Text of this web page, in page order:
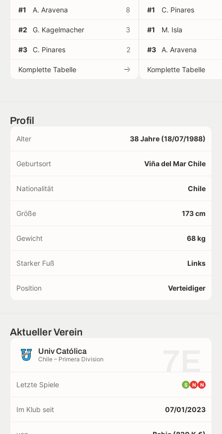
#1 A. Aravena 8
#2 G. Kagelmacher 3
#3 C. Pinares 2
Komplette Tabelle
#1 C. Pinares
#1 M. Isla
#3 A. Aravena
Komplette Tabelle
Profil
Alter 38 Jahre (18/07/1988)
Geburtsort Viña del Mar Chile
Nationalität Chile
Größe 173 cm
Gewicht 68 kg
Starker Fuß Links
Position Verteidiger
Aktueller Verein
Univ Católica
Chile – Primera Division
Letzte Spiele S N N
Im Klub seit 07/01/2023